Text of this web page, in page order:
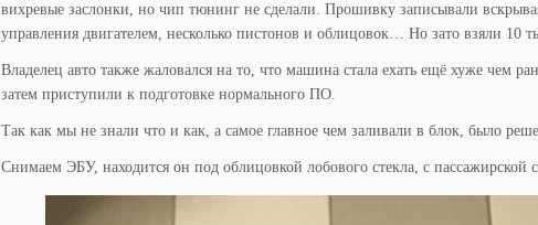
вихревые заслонки, но чип тюнинг не сделали. Прошивку записывали
управления двигателем, несколько пистонов и облицовок… Но зато взяли 10
Владелец авто также жаловался на то, что машина стала ехать ещё хуже чем
затем приступили к подготовке нормального ПО.
Так как мы не знали что и как, а самое главное чем заливали в блок, было
Снимаем ЭБУ, находится он под облицовкой лобового стекла, с пассажирской